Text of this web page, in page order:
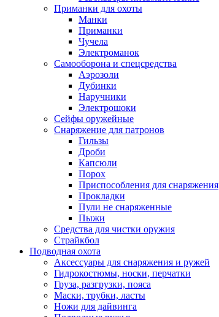
Приманки для охоты
Манки
Приманки
Чучела
Электроманок
Самооборона и спецсредства
Аэрозоли
Дубинки
Наручники
Электрошоки
Сейфы оружейные
Снаряжение для патронов
Гильзы
Дроби
Капсюли
Порох
Приспособления для снаряжения
Прокладки
Пули не снаряженные
Пыжи
Средства для чистки оружия
Страйкбол
Подводная охота
Аксессуары для снаряжения и ружей
Гидрокостюмы, носки, перчатки
Груза, разгрузки, пояса
Маски, трубки, ласты
Ножи для дайвинга